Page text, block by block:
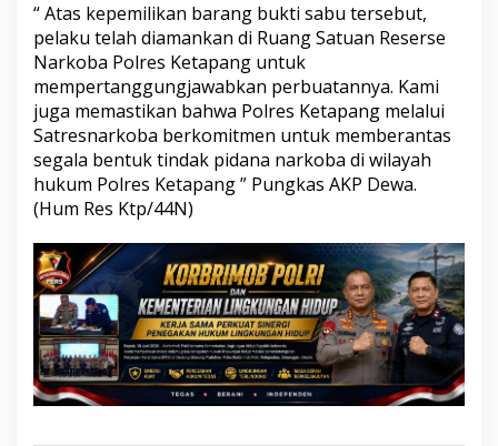
“ Atas kepemilikan barang bukti sabu tersebut,
pelaku telah diamankan di Ruang Satuan Reserse
Narkoba Polres Ketapang untuk
mempertanggungjawabkan perbuatannya. Kami
juga memastikan bahwa Polres Ketapang melalui
Satresnarkoba berkomitmen untuk memberantas
segala bentuk tindak pidana narkoba di wilayah
hukum Polres Ketapang ” Pungkas AKP Dewa.
(Hum Res Ktp/44N)